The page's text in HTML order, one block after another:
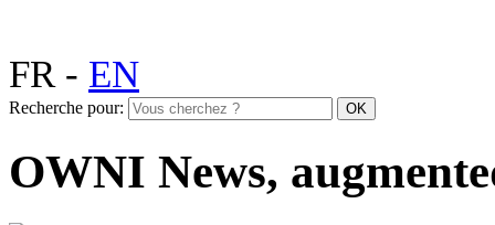
FR- EN
Recherche pour:
OWNI News,